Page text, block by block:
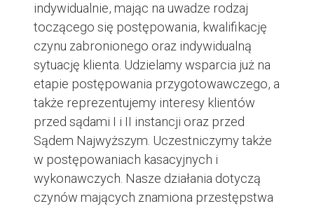
indywidualnie, mając na uwadze rodzaj
toczącego się postępowania, kwalifikację
czynu zabronionego oraz indywidualną
sytuację klienta. Udzielamy wsparcia już na
etapie postępowania przygotowawczego, a
także reprezentujemy interesy klientów
przed sądami I i II instancji oraz przed
Sądem Najwyższym. Uczestniczymy także
w postępowaniach kasacyjnych i
wykonawczych. Nasze działania dotyczą
czynów mających znamiona przestępstwa